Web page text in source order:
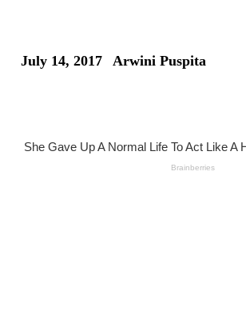
July 14, 2017 Arwini Puspita